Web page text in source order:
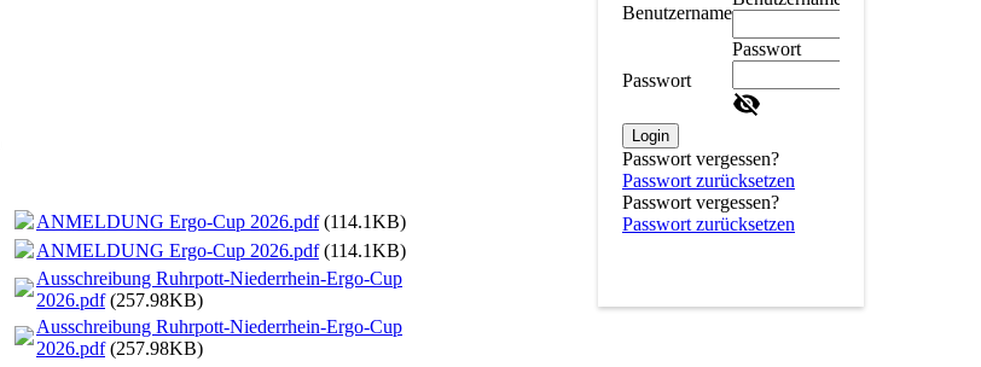
ANMELDUNG Ergo-Cup 2026.pdf(114.1KB)
ANMELDUNG Ergo-Cup 2026.pdf(114.1KB)
Ausschreibung Ruhrpott-Niederrhein-Ergo-Cup
2026.pdf(257.98KB)
Ausschreibung Ruhrpott-Niederrhein-Ergo-Cup
2026.pdf(257.98KB)
Benutzername
Passwort
Passwort
Login
Passwort vergessen?
Passwort zurücksetzen
Passwort vergessen?
Passwort zurücksetzen